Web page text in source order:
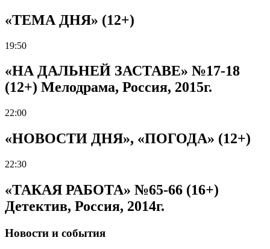
«ТЕМА ДНЯ» (12+)
19:50
«НА ДАЛЬНЕЙ ЗАСТАВЕ» №17-18
(12+) Мелодрама, Россия, 2015г.
22:00
«НОВОСТИ ДНЯ», «ПОГОДА» (12+)
22:30
«ТАКАЯ РАБОТА» №65-66 (16+)
Детектив, Россия, 2014г.
Новости и события